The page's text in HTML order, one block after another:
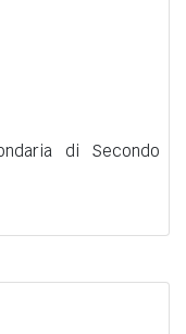
di Secondo